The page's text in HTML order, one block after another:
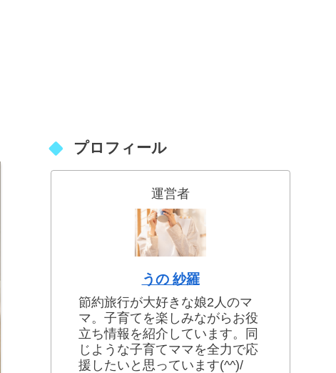
プロフィール
運営者
うの 紗羅
節約旅行が大好きな娘2人のマ
マ。子育てを楽しみながらお役
立ち情報を紹介しています。同
じような子育てママを全力で応
援したいと思っています(^^)/